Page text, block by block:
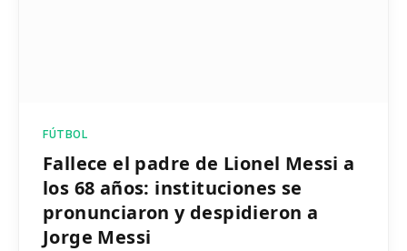
FÚTBOL
Fallece el padre de Lionel Messi a
los 68 años: instituciones se
pronunciaron y despidieron a
Jorge Messi